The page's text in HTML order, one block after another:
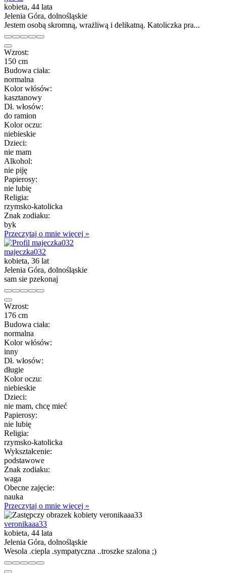
kobieta, 44 lata
Jelenia Góra, dolnośląskie
Jestem osobą skromną, wrażliwą i delikatną. Katoliczka pra...
Wzrost:
150 cm
Budowa ciała:
normalna
Kolor włósów:
kasztanowy
Dł. włosów:
do ramion
Kolor oczu:
niebieskie
Dzieci:
nie mam
Alkohol:
nie piję
Papierosy:
nie lubię
Religia:
rzymsko-katolicka
Znak zodiaku:
byk
Przeczytaj o mnie więcej »
majeczka032
kobieta, 36 lat
Jelenia Góra, dolnośląskie
sam sie pzekonaj
Wzrost:
176 cm
Budowa ciała:
normalna
Kolor włósów:
inny
Dł. włosów:
długie
Kolor oczu:
niebieskie
Dzieci:
nie mam, chcę mieć
Papierosy:
nie lubię
Religia:
rzymsko-katolicka
Wykształcenie:
podstawowe
Znak zodiaku:
waga
Obecne zajęcie:
nauka
Przeczytaj o mnie więcej »
veronikaaa33
kobieta, 44 lata
Jelenia Góra, dolnośląskie
Wesola .ciepla .sympatyczna ..troszke szalona ;)